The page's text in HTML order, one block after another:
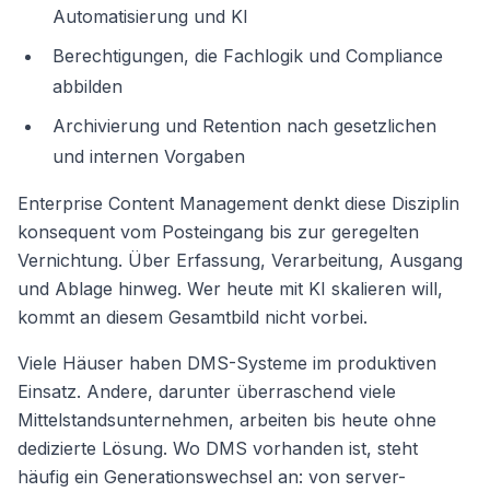
Automatisierung und KI
Berechtigungen, die Fachlogik und Compliance
abbilden
Archivierung und Retention nach gesetzlichen
und internen Vorgaben
Enterprise Content Management denkt diese Disziplin
konsequent vom Posteingang bis zur geregelten
Vernichtung. Über Erfassung, Verarbeitung, Ausgang
und Ablage hinweg. Wer heute mit KI skalieren will,
kommt an diesem Gesamtbild nicht vorbei.
Viele Häuser haben DMS-Systeme im produktiven
Einsatz. Andere, darunter überraschend viele
Mittelstandsunternehmen, arbeiten bis heute ohne
dedizierte Lösung. Wo DMS vorhanden ist, steht
häufig ein Generationswechsel an: von server-